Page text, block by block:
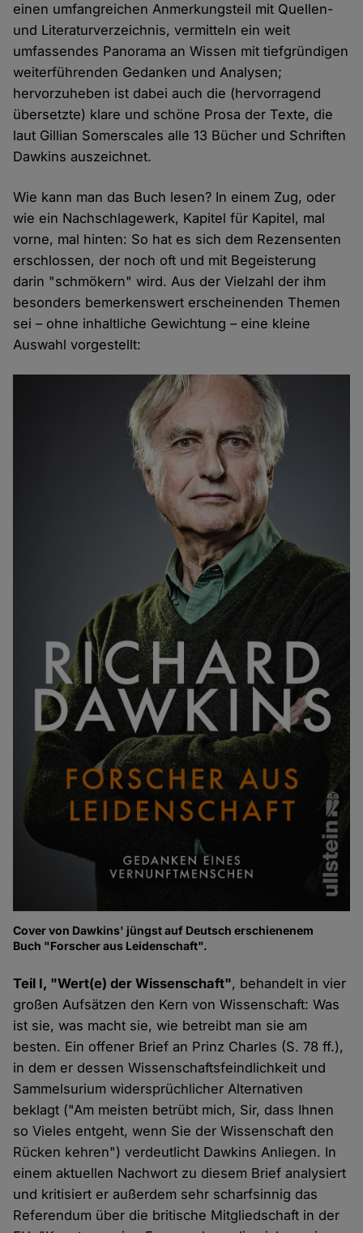
einen umfangreichen Anmerkungsteil mit Quellen-
und Literaturverzeichnis, vermitteln ein weit
umfassendes Panorama an Wissen mit tiefgründigen
weiterführenden Gedanken und Analysen;
hervorzuheben ist dabei auch die (hervorragend
übersetzte) klare und schöne Prosa der Texte, die
laut Gillian Somerscales alle 13 Bücher und Schriften
Dawkins auszeichnet.
Wie kann man das Buch lesen? In einem Zug, oder
wie ein Nachschlagewerk, Kapitel für Kapitel, mal
vorne, mal hinten: So hat es sich dem Rezensenten
erschlossen, der noch oft und mit Begeisterung
darin "schmökern" wird. Aus der Vielzahl der ihm
besonders bemerkenswert erscheinenden Themen
sei – ohne inhaltliche Gewichtung – eine kleine
Auswahl vorgestellt:
Cover von Dawkins' jüngst auf Deutsch erschienenem
Buch "Forscher aus Leidenschaft".
Teil I, "Wert(e) der Wissenschaft", behandelt in vier
großen Aufsätzen den Kern von Wissenschaft: Was
ist sie, was macht sie, wie betreibt man sie am
besten. Ein offener Brief an Prinz Charles (S. 78 ff.),
in dem er dessen Wissenschaftsfeindlichkeit und
Sammelsurium widersprüchlicher Alternativen
beklagt ("Am meisten betrübt mich, Sir, dass Ihnen
so Vieles entgeht, wenn Sie der Wissenschaft den
Rücken kehren") verdeutlicht Dawkins Anliegen. In
einem aktuellen Nachwort zu diesem Brief analysiert
und kritisiert er außerdem sehr scharfsinnig das
Referendum über die britische Mitgliedschaft in der